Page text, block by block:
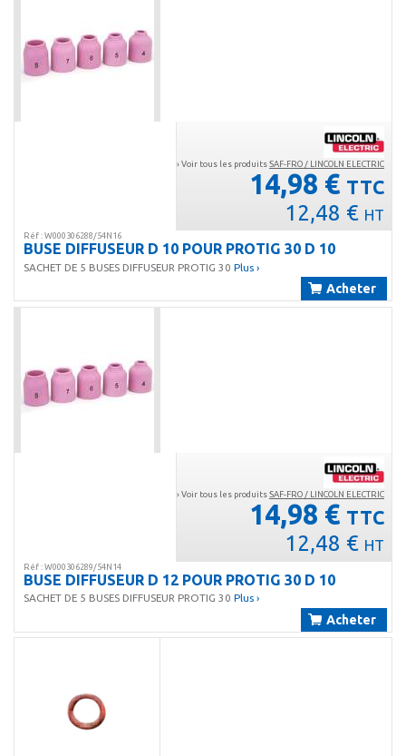
› Voir tous les produitsSAF-FRO / LINCOLN ELECTRIC
14,98 € TTC
12,48 € HT
Réf : W000306288/54N16
BUSE DIFFUSEUR D 10 POUR PROTIG 30 D 10
SACHET DE 5 BUSES DIFFUSEUR PROTIG 30 Plus ›
Acheter
› Voir tous les produitsSAF-FRO / LINCOLN ELECTRIC
14,98 € TTC
12,48 € HT
Réf : W000306289/54N14
BUSE DIFFUSEUR D 12 POUR PROTIG 30 D 10
SACHET DE 5 BUSES DIFFUSEUR PROTIG 30 Plus ›
Acheter